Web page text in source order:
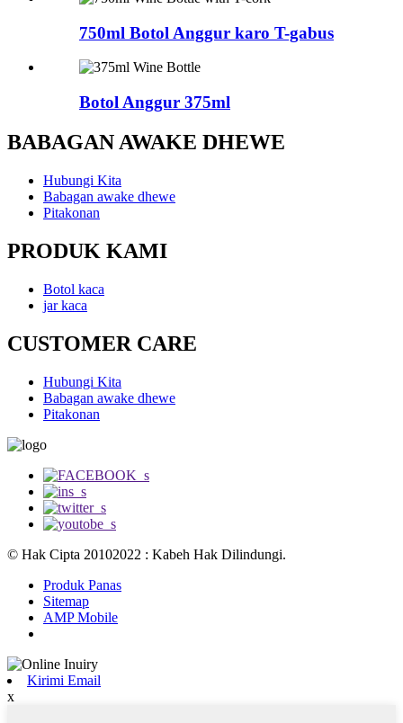
750ml Botol Anggur karo T-gabus
Botol Anggur 375ml
BABAGAN AWAKE DHEWE
Hubungi Kita
Babagan awake dhewe
Pitakonan
PRODUK KAMI
Botol kaca
jar kaca
CUSTOMER CARE
Hubungi Kita
Babagan awake dhewe
Pitakonan
© Hak Cipta 20102022 : Kabeh Hak Dilindungi.
Produk Panas
Sitemap
AMP Mobile
Kirimi Email
x